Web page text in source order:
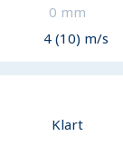
0 mm
4 (10) m/s
Klart